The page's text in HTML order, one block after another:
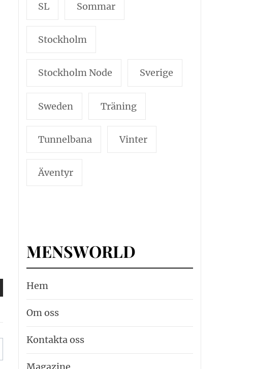
SL Sommar
Stockholm
Stockholm Node Sverige
Sweden Träning
Tunnelbana Vinter
Äventyr
MENSWORLD
Hem
Om oss
Kontakta oss
Magazine